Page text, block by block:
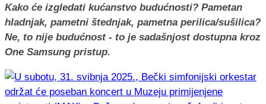
Kako će izgledati kućanstvo budućnosti? Pametan
hladnjak, pametni štednjak, pametna perilica/sušilica?
Ne, to nije budućnost - to je sadašnjost dostupna kroz
One Samsung pristup.